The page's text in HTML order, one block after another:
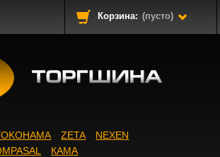
Корзина: (пусто)
ZETA
NEXEN
КАМА